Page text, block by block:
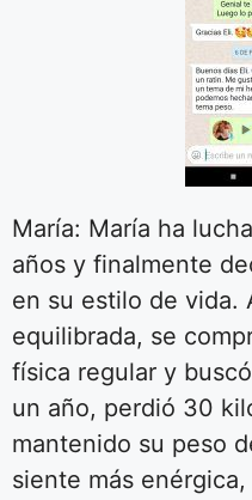
María: María ha
años y finalmente
en su estilo de vida.
equilibrada, se
física regular y
un año, perdió 30
mantenido su peso
siente más